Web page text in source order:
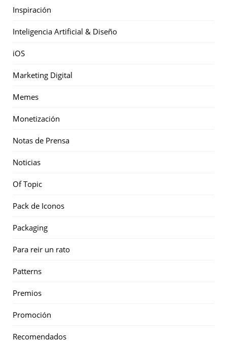
Inspiración
Inteligencia Artificial & Diseño
iOS
Marketing Digital
Memes
Monetización
Notas de Prensa
Noticias
Of Topic
Pack de Iconos
Packaging
Para reir un rato
Patterns
Premios
Promoción
Recomendados